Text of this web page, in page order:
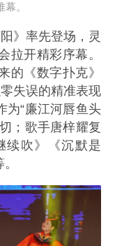
。
》率先登场，灵
拉开精彩序幕。
的《数字扑克》
失误的精准表现
为“廉江河唇鱼头
；歌手唐梓耀复
续吹》《沉默是